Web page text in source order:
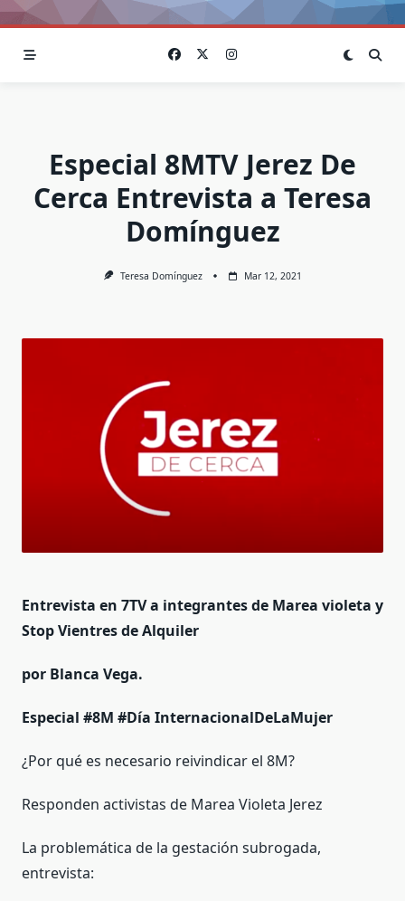
Especial 8MTV Jerez De
Cerca Entrevista a Teresa
Domínguez
Teresa Domínguez Mar 12, 2021
Entrevista en 7TV a integrantes de Marea violeta y
Stop Vientres de Alquiler
por Blanca Vega.
Especial #8M #Día InternacionalDeLaMujer
¿Por qué es necesario reivindicar el 8M?
Responden activistas de Marea Violeta Jerez
La problemática de la gestación subrogada,
entrevista: